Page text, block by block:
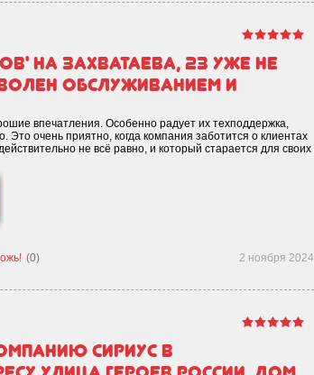
на Захватаева, 23 уже не
обслуживанием и
впечатления. Особенно радует их техподдержка,
очень приятно, когда компания заботится о клиентах
не всё равно, и который старается для своих
(0) 2 ноября 2024
Сириус в